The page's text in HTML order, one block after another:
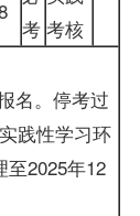
考 考核
名。停考过
践性学习环
至2025年12